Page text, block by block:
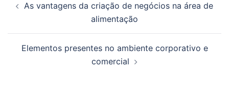
de As vantagens da criação de negócios na área de
alimentação
Elementos presentes no ambiente corporativo e
comercial